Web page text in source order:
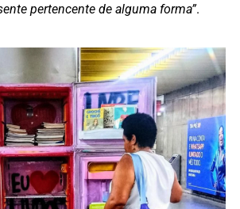
pertencente de alguma forma”.